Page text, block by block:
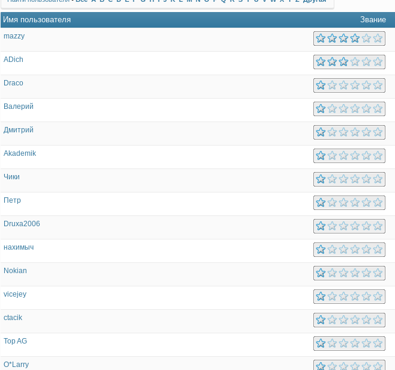
Звание
Имя пользователя
mazzy
ADich
Draco
Валерий
Дмитрий
Akademik
Чики
Петр
Druxa2006
нахимыч
Nokian
vicejey
ctacik
Top AG
O*Larry